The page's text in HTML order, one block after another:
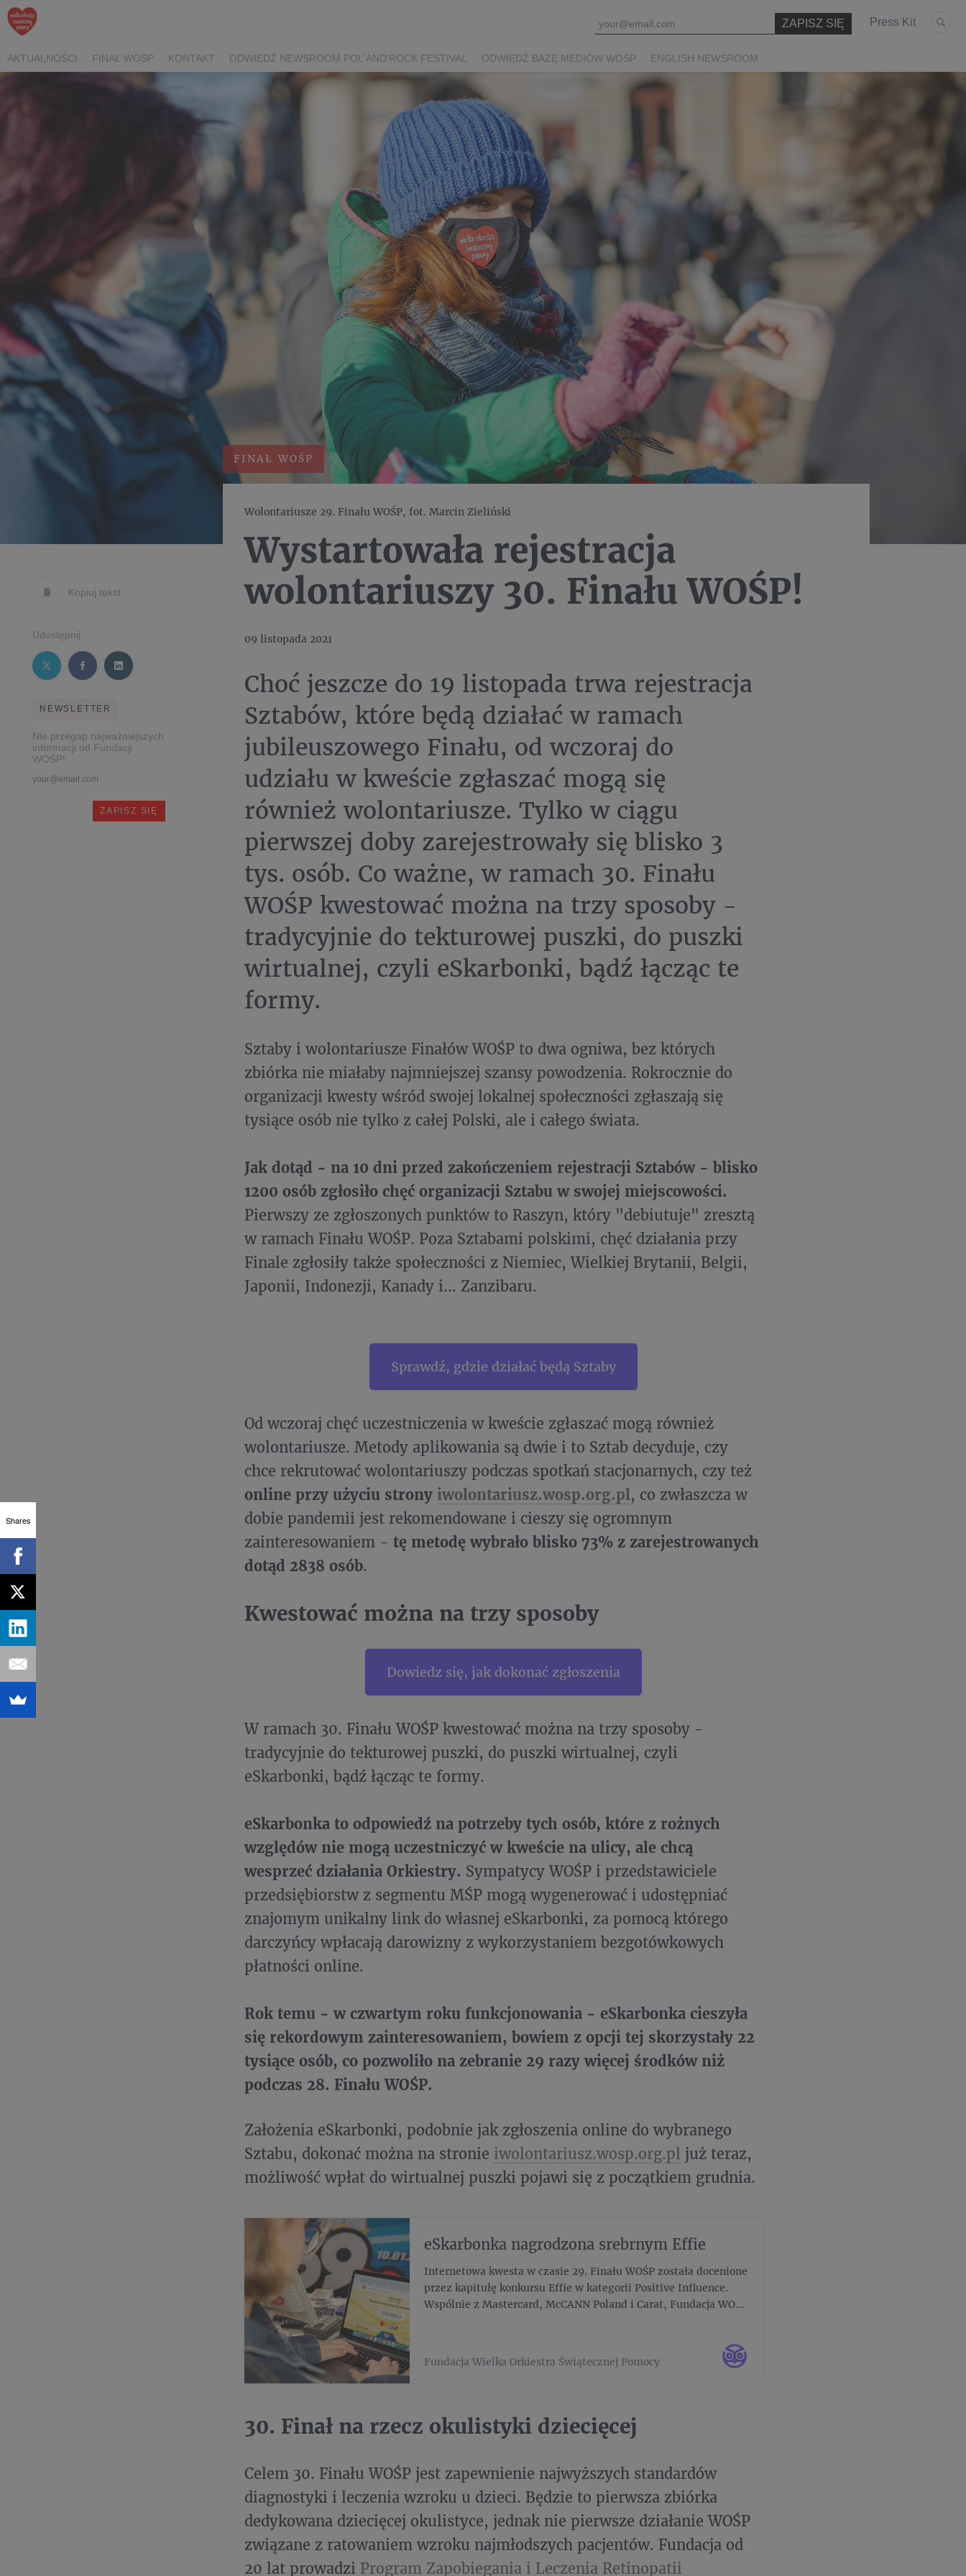
Press Kit
AKTUALNOŚCI FINAŁ WOŚP KONTAKT ODWIEDŹ NEWSROOM POL'AND'ROCK FESTIVAL ODWIEDŹ BAZĘ MEDIÓW WOŚP ENGLISH NEWSROOM
Kopiuj tekst
Udostępnij
NEWSLETTER
Nie przegap najważniejszych
informacji od Fundacji
WOŚP!
FINAŁ WOŚP
Wolontariusze 29. Finału WOŚP, fot. Marcin Zieliński
Wystartowała rejestracja
wolontariuszy 30. Finału WOŚP!
09 listopada 2021
Choć jeszcze do 19 listopada trwa rejestracja
Sztabów, które będą działać w ramach
jubileuszowego Finału, od wczoraj do
udziału w kweście zgłaszać mogą się
również wolontariusze. Tylko w ciągu
pierwszej doby zarejestrowały się blisko 3
tys. osób. Co ważne, w ramach 30. Finału
WOŚP kwestować można na trzy sposoby -
tradycyjnie do tekturowej puszki, do puszki
wirtualnej, czyli eSkarbonki, bądź łącząc te
formy.
Sztaby i wolontariusze Finałów WOŚP to dwa ogniwa, bez których
zbiórka nie miałaby najmniejszej szansy powodzenia. Rokrocznie do
organizacji kwesty wśród swojej lokalnej społeczności zgłaszają się
tysiące osób nie tylko z całej Polski, ale i całego świata.
Jak dotąd - na 10 dni przed zakończeniem rejestracji Sztabów - blisko
1200 osób zgłosiło chęć organizacji Sztabu w swojej miejscowości.
Pierwszy ze zgłoszonych punktów to Raszyn, który "debiutuje" zresztą
w ramach Finału WOŚP. Poza Sztabami polskimi, chęć działania przy
Finale zgłosiły także społeczności z Niemiec, Wielkiej Brytanii, Belgii,
Japonii, Indonezji, Kanady i... Zanzibaru.
Sprawdź, gdzie działać będą Sztaby
Od wczoraj chęć uczestniczenia w kweście zgłaszać mogą również
wolontariusze. Metody aplikowania są dwie i to Sztab decyduje, czy
chce rekrutować wolontariuszy podczas spotkań stacjonarnych, czy też
online przy użyciu strony iwolontariusz.wosp.org.pl, co zwłaszcza w
dobie pandemii jest rekomendowane i cieszy się ogromnym
zainteresowaniem - tę metodę wybrało blisko 73% z zarejestrowanych
dotąd 2838 osób.
Kwestować można na trzy sposoby
Dowiedz się, jak dokonać zgłoszenia
W ramach 30. Finału WOŚP kwestować można na trzy sposoby -
tradycyjnie do tekturowej puszki, do puszki wirtualnej, czyli
eSkarbonki, bądź łącząc te formy.
eSkarbonka to odpowiedź na potrzeby tych osób, które z rożnych
względów nie mogą uczestniczyć w kweście na ulicy, ale chcą
wesprzeć działania Orkiestry. Sympatycy WOŚP i przedstawiciele
przedsiębiorstw z segmentu MŚP mogą wygenerować i udostępniać
znajomym unikalny link do własnej eSkarbonki, za pomocą którego
darczyńcy wpłacają darowizny z wykorzystaniem bezgotówkowych
płatności online.
Rok temu - w czwartym roku funkcjonowania - eSkarbonka cieszyła
się rekordowym zainteresowaniem, bowiem z opcji tej skorzystały 22
tysiące osób, co pozwoliło na zebranie 29 razy więcej środków niż
podczas 28. Finału WOŚP.
Założenia eSkarbonki, podobnie jak zgłoszenia online do wybranego
Sztabu, dokonać można na stronie iwolontariusz.wosp.org.pl już teraz,
możliwość wpłat do wirtualnej puszki pojawi się z początkiem grudnia.
eSkarbonka nagrodzona srebrnym Effie
Internetowa kwesta w czasie 29. Finału WOŚP została docenione
przez kapitułę konkursu Effie w kategorii Positive Influence.
Wspólnie z Mastercard, McCANN Poland i Carat, Fundacja WOŚP
Fundacja Wielka Orkiestra Świątecznej Pomocy
30. Finał na rzecz okulistyki dziecięcej
Celem 30. Finału WOŚP jest zapewnienie najwyższych standardów
diagnostyki i leczenia wzroku u dzieci. Będzie to pierwsza zbiórka
dedykowana dziecięcej okulistyce, jednak nie pierwsze działanie WOŚP
związane z ratowaniem wzroku najmłodszych pacjentów. Fundacja od
20 lat prowadzi Program Zapobiegania i Leczenia Retinopatii
Shares